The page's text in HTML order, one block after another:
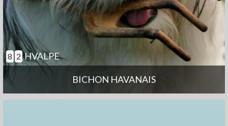
BICHON HAVANAIS
8 2 HVALPE